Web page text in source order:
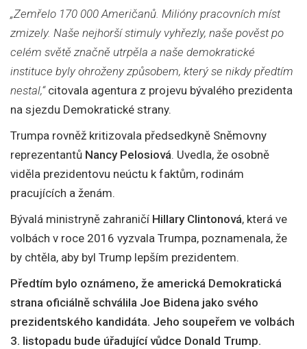
„Zemřelo 170 000 Američanů. Milióny pracovních míst
zmizely. Naše nejhorší stimuly vyhřezly, naše pověst po
celém světě značně utrpěla a naše demokratické
instituce byly ohroženy způsobem, který se nikdy předtím
nestal,“citovala agentura z projevu bývalého prezidenta
na sjezdu Demokratické strany.
Trumpa rovněž kritizovala předsedkyně Sněmovny
reprezentantů Nancy Pelosiová. Uvedla, že osobně
viděla prezidentovu neúctu k faktům, rodinám
pracujících a ženám.
Bývalá ministryně zahraničí Hillary Clintonová, která ve
volbách v roce 2016 vyzvala Trumpa, poznamenala, že
by chtěla, aby byl Trump lepším prezidentem.
Předtím bylo oznámeno, že americká Demokratická
strana oficiálně schválila Joe Bidena jako svého
prezidentského kandidáta. Jeho soupeřem ve volbách
3. listopadu bude úřadující vůdce Donald Trump.